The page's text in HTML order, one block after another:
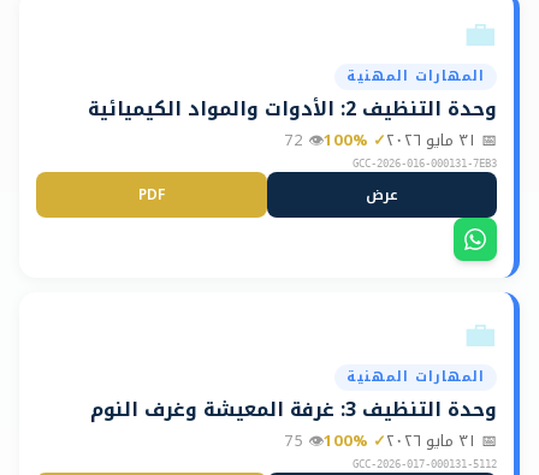
💼
المهارات المهنية
وحدة التنظيف 2: الأدوات والمواد الكيميائية
📅 ٣١ مايو ٢٠٢٦ ✓
100%
👁
72
GCC-2026-016-000131-7EB3
عرض PDF
💼
المهارات المهنية
وحدة التنظيف 3: غرفة المعيشة وغرف النوم
📅 ٣١ مايو ٢٠٢٦ ✓
100%
👁
75
GCC-2026-017-000131-5112